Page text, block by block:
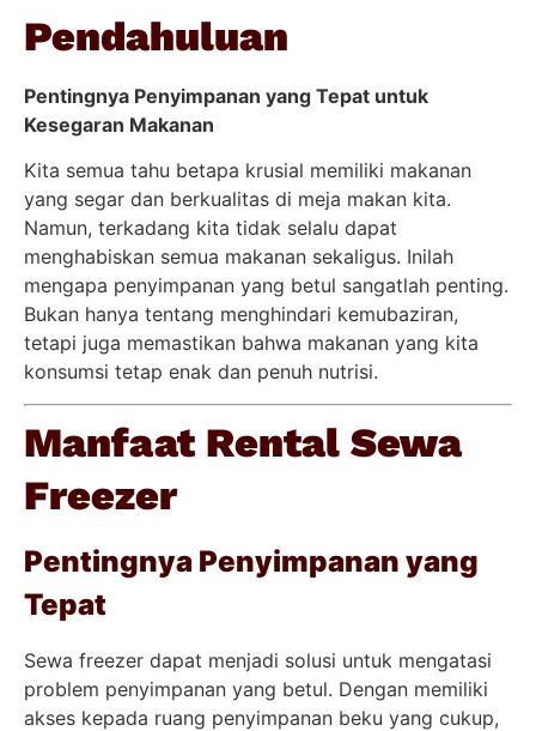
Pendahuluan
Pentingnya Penyimpanan yang Tepat untuk
Kesegaran Makanan
Kita semua tahu betapa krusial memiliki makanan
yang segar dan berkualitas di meja makan kita.
Namun, terkadang kita tidak selalu dapat
menghabiskan semua makanan sekaligus. Inilah
mengapa penyimpanan yang betul sangatlah penting.
Bukan hanya tentang menghindari kemubaziran,
tetapi juga memastikan bahwa makanan yang kita
konsumsi tetap enak dan penuh nutrisi.
Manfaat Rental Sewa
Freezer
Pentingnya Penyimpanan yang
Tepat
Sewa freezer dapat menjadi solusi untuk mengatasi
problem penyimpanan yang betul. Dengan memiliki
akses kepada ruang penyimpanan beku yang cukup,